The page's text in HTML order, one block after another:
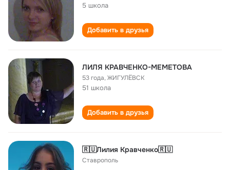
5 школа
Добавить в друзья
ЛИЛЯ КРАВЧЕНКО-МЕМЕТОВА
53 года,ЖИГУЛЁВСК
51 школа
Добавить в друзья
🇷🇺Лилия Кравченко🇷🇺
Ставрополь